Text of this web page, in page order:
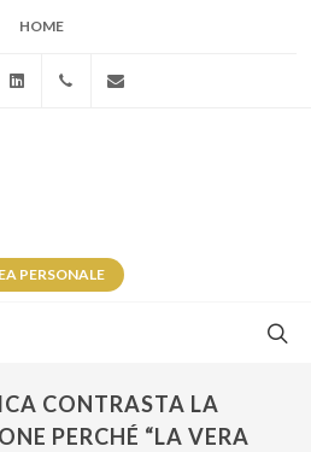
HOME
WhatsAppLinkedin+39 345 281 0246
PERSONALE
CONTRASTA LA
PERCHÉ “LA VERA